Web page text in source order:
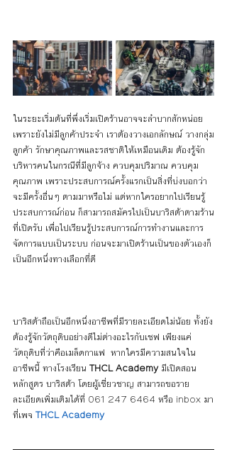
ในระยะเริ่มต้นที่พึ่งเริ่มเปิดร้านอาจจะลำบากสักหน่อย
เพราะยังไม่มีลูกค้าประจำ เราต้องวางเอกลักษณ์ วางกลุ่ม
ลูกค้า รักษาคุณภาพและรสชาติให้เหมือนเดิม ต้องรู้จัก
บริหารคนในกรณีที่มีลูกจ้าง ควบคุมปริมาณ ควบคุม
คุณภาพ เพราะประสบการณ์ครั้งแรกเป็นสิ่งที่บ่งบอกว่า
จะมีครั้งอื่นๆ ตามมาหรือไม่ แต่หากใครอยากไปเรียนรู้
ประสบการณ์ก่อน ก็สามารถสมัครไปเป็นบาริสต้าตามร้าน
ที่เปิดรับ เพื่อไปเรียนรู้ประสบการณ์การทำงานและการ
จัดการแบบเป็นระบบ ก่อนจะมาเปิดร้านเป็นของตัวเองก็
เป็นอีกหนึ่งทางเลือกที่ดี
บาริสต้าถือเป็นอีกหนึ่งอาชีพที่มีรายละเอียดไม่น้อย ทั้งยัง
ต้องรู้จักวัตถุดิบอย่างดีไม่ต่างอะไรกับเชฟ เพียงแค่
วัตถุดิบที่ว่าคือเมล็ดกาแฟ  หากใครมีความสนใจใน
อาชีพนี้ ทางโรงเรียน THCL Academy มีเปิดสอน
หลักสูตร บาริสต้า โดยผู้เชี่ยวชาญ สามารถขอราย
ละเอียดเพิ่มเติมได้ที่ 061 247 6464 หรือ inbox มา
ที่เพจ THCL Academy